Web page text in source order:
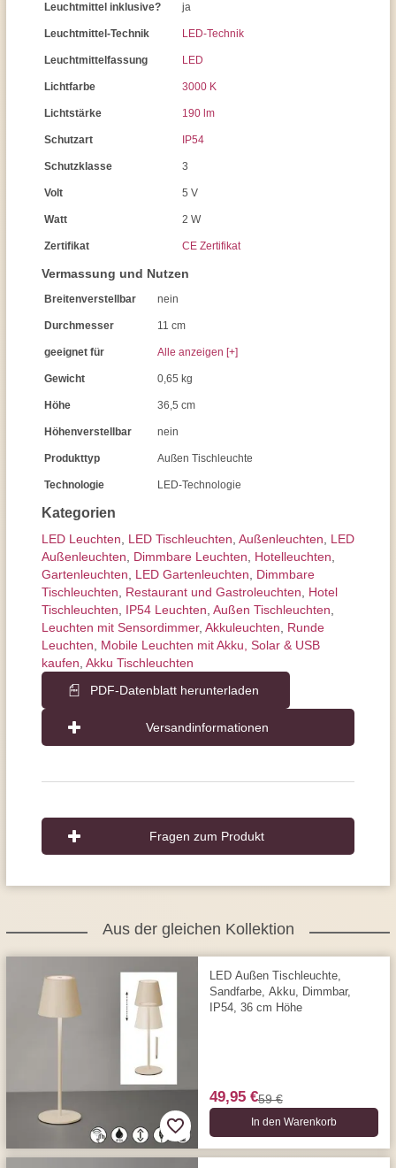
Kategorien
LED Leuchten LED Tischleuchten Außen­leuchten
LED
Außenleuchten
Dimmbare Leuchten Hotelleuchten
Gartenleuchten
LED Gartenleuchten
Dimmbare
Tischleuchten
Restaurant und Gastroleuchten
Hotel
Tischleuchten
IP54 Leuchten Außen Tischleuchten
Leuchten mit Sensordimmer, Akkuleuchten
Runde
Leuchten
Mobile Leuchten mit Akku, Solar & USB
kaufen Akku Tischleuchten
PDF-Datenblatt herunterladen
Versandinformationen
Leuchtmittel inklusive? ja
Leuchtmittel-Technik LED-Technik
Leuchtmittelfassung LED
Lichtfarbe 3000 K
Lichtstärke 190 lm
Schutzart IP54
Schutzklasse 3
Volt 5 V
Watt 2 W
Zertifikat CE Zertifikat
Vermassung und Nutzen
Breitenverstellbar nein
Durchmesser 11 cm
geeignet für Alle anzeigen [+]
Gewicht 0,65 kg
Höhe 36,5 cm
Höhenverstellbar nein
Produkttyp Außen Tischleuchte
Technologie LED-Technologie
Fragen zum Produkt
Aus der gleichen Kollektion
LED Außen Tischleuchte,
Sandfarbe, Akku, Dimmbar,
IP54, 36 cm Höhe
49,95 €59 €
In den Warenkorb